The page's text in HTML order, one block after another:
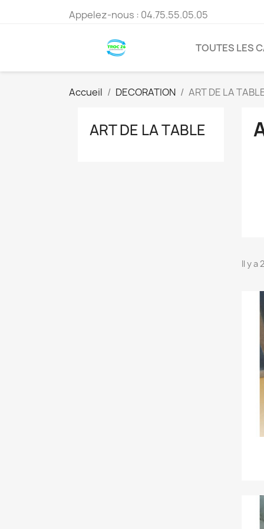
Appelez-nous : 04.75.55.05.05
TOUTES LES
Accueil DECORATION ART DE LA
ART DE LA TABLE
Il y a